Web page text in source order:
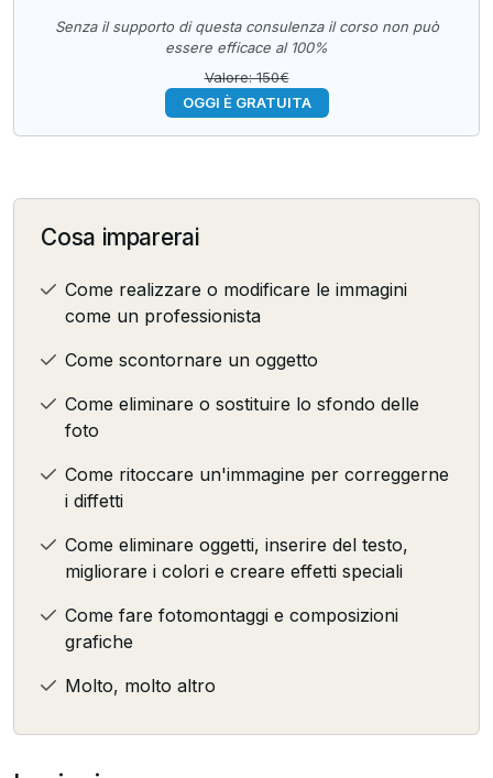
Senza il supporto di questa consulenza il corso non può
essere efficace al 100%
Valore: 150€
OGGI È GRATUITA
Cosa imparerai
Come realizzare o modificare le immagini
come un professionista
Come scontornare un oggetto
Come eliminare o sostituire lo sfondo delle
foto
Come ritoccare un'immagine per correggerne
i diffetti
Come eliminare oggetti, inserire del testo,
migliorare i colori e creare effetti speciali
Come fare fotomontaggi e composizioni
grafiche
Molto, molto altro